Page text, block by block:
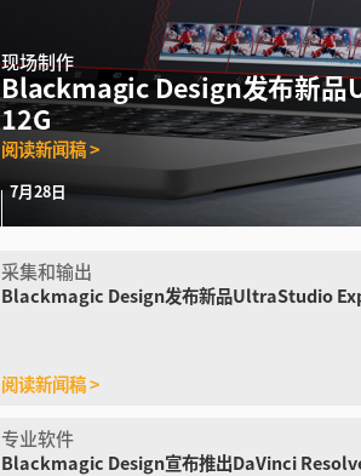
现场制作
Blackmagic Design发布新
12G
阅读新闻稿 >
7月28日
采集和输出
Blackmagic Design发布新品UltraStudio
阅读新闻稿 >
专业软件
Blackmagic Design宣布推出DaVinci